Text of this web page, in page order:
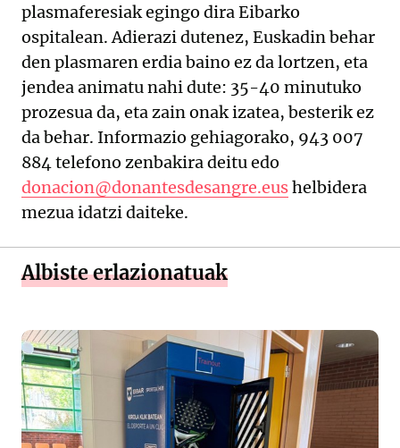
plasmaferesiak egingo dira Eibarko
ospitalean. Adierazi dutenez, Euskadin behar
den plasmaren erdia baino ez da lortzen, eta
jendea animatu nahi dute: 35-40 minutuko
prozesua da, eta zain onak izatea, besterik ez
da behar. Informazio gehiagorako, 943 007
884 telefono zenbakira deitu edo
donacion@donantesdesangre.eushelbidera
mezua idatzi daiteke.
Albiste erlazionatuak